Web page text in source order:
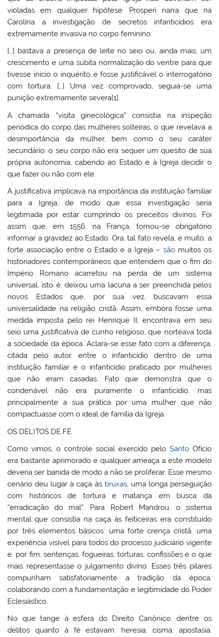
violadas em qualquer hipótese. Prosperi narra que na
Carolina a investigação de secretos infanticídios era
extremamente invasiva no corpo feminino:
[…] bastava a presença de leite no seio ou, ainda mais, um
crescimento e uma súbita normalização do ventre para que
tivesse início o inquérito e fosse justificável o interrogatório
com tortura. […] Uma vez comprovado, seguia-se uma
punição extremamente severa[1].
A chamada “visita ginecológica” consistia na inspeção
periódica do corpo das mulheres solteiras, o que revelava a
desimportância da mulher, bem como o seu caráter
secundário: o seu corpo não era sequer um quesito de sua
própria autonomia, cabendo ao Estado e à Igreja decidir o
que fazer ou não com ele.
A justificativa implicava na importância da instituição familiar
para a Igreja, de modo que essa investigação seria
legitimada por estar cumprindo os preceitos divinos. Foi
assim que, em 1556, na França, tornou-se obrigatório
informar a gravidez ao Estado. Ora, tal fato revela, e muito, a
forte associação entre o Estado e a Igreja – sãomuitos os
historiadores contemporâneos que entendem que o fim do
Império Romano acarretou na perda de um sistema
universal, isto é, deixou uma lacuna a ser preenchida pelos
novos Estados que, por sua vez, buscavam essa
universalidade na religião cristã. Assim, embora fosse uma
medida imposta pelo rei Henrique II, encontrava em seu
seio uma justificativa de cunho religioso, que norteava toda
a sociedade da época. Aclara-se esse fato com a diferença,
citada pelo autor, entre o infanticídio dentro de uma
instituição familiar e o infanticídio praticado por mulheres
que não eram casadas. Fato que demonstra que o
condenável não era puramente o infanticídio, mas
principalmente a sua prática por uma mulher que não
compactuasse com o ideal de família da Igreja.
OS DELITOS DE FÉ
Como vimos, o controle social exercido pelo SantoOfício
era bastante aprimorado e qualquer ameaça a este modelo
deveria ser banida de modo a não se proliferar. Esse mesmo
cenário deu lugar à caça às bruxas, uma longa perseguição
com históricos de tortura e matança em busca da
“erradicação do mal”. Para Robert Mandrou, o sistema
mental que consistia na caça às feiticeiras era constituído
por três elementos básicos: uma forte crença cristã, uma
experiência visível para todos do processo judiciário vigente
e, por fim, sentenças, fogueiras, torturas, confissões e o que
mais representasse o julgamento divino. Esses três pilares
compunham satisfatoriamente a tradição da época,
colaborando com a fundamentação e legitimidade do Poder
Eclesiástico.
No que tange à esfera do Direito Canônico, dentre os
delitos quanto à fé estavam: heresia, cisma, apostasia,